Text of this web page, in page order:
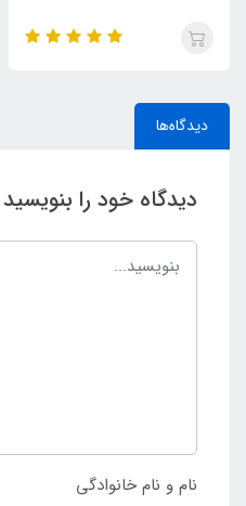
دیدگاه‌ها
دیدگاه خود را بنویسید
نام و نام خانوادگی